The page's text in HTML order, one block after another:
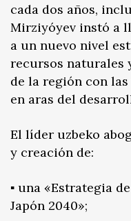
cada dos años,
Mirziyóyev instó a
a un nuevo nivel
recursos naturales
de la región con
en aras del
El líder uzbeko
y creación de:
▪️ una «Estrategia
Japón 2040»;